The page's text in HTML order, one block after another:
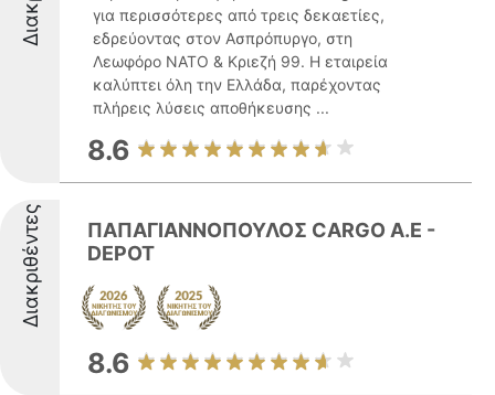
για περισσότερες από τρεις δεκαετίες,
εδρεύοντας στον Ασπρόπυργο, στη
Λεωφόρο NATO & Κριεζή 99. Η εταιρεία
καλύπτει όλη την Ελλάδα, παρέχοντας
πλήρεις λύσεις αποθήκευσης ...
8.6
Διακριθέντες
ΠΑΠΑΓΙΑΝΝΟΠΟΥΛΟΣ CARGO Α.Ε -
DEPOT
8.6